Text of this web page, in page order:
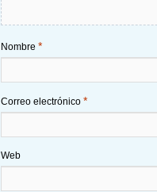
Nombre *
Correo electrónico *
Web